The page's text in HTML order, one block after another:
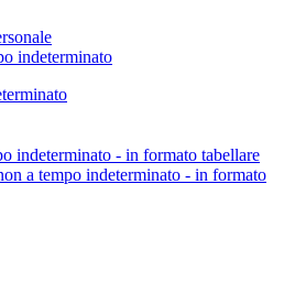
indeterminato
indeterminato - in formato tabellare
a tempo indeterminato - in formato